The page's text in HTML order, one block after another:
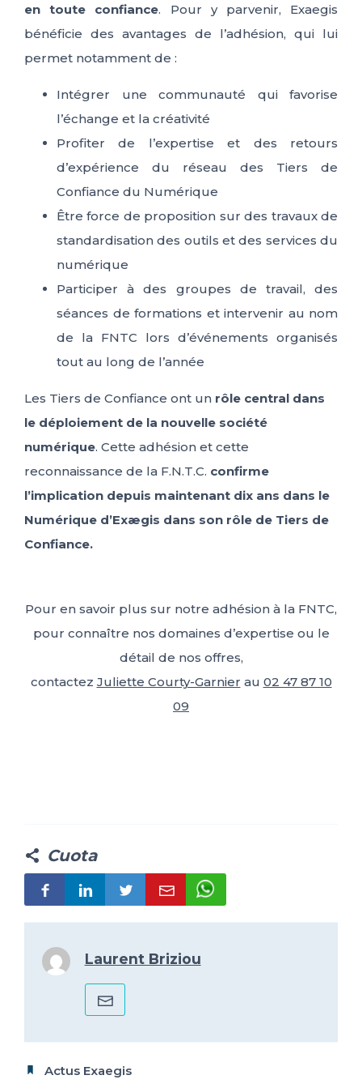
en toute confiance. Pour y parvenir, Exaegis
bénéficie des avantages de l’adhésion, qui lui
permet notamment de :
Intégrer une communauté qui favorise
l’échange et la créativité
Profiter de l’expertise et des retours
d’expérience du réseau des Tiers de
Confiance du Numérique
Être force de proposition sur des travaux de
standardisation des outils et des services du
numérique
Participer à des groupes de travail, des
séances de formations et intervenir au nom
de la FNTC lors d’événements organisés
tout au long de l’année
Les Tiers de Confiance ont un rôle central dans
le déploiement de la nouvelle société
numérique. Cette adhésion et cette
reconnaissance de la F.N.T.C. confirme
l’implication depuis maintenant dix ans dans le
Numérique d’Exægis dans son rôle de Tiers de
Confiance.
Pour en savoir plus sur notre adhésion à la FNTC,
pour connaître nos domaines d’expertise ou le
détail de nos offres,
contactez Juliette Courty-Garnier au 02 47 87 10
09
Cuota
Laurent Briziou
Actus Exaegis